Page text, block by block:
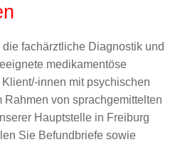
fachärztliche Diagnostik und
medikamentöse
innen mit psychischen
Rahmen von sprachgemittelten
Hauptstelle in Freiburg
Sie Befundbriefe sowie